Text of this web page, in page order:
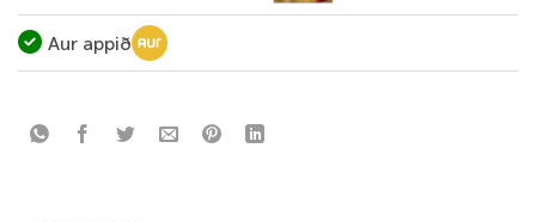
Aur appið